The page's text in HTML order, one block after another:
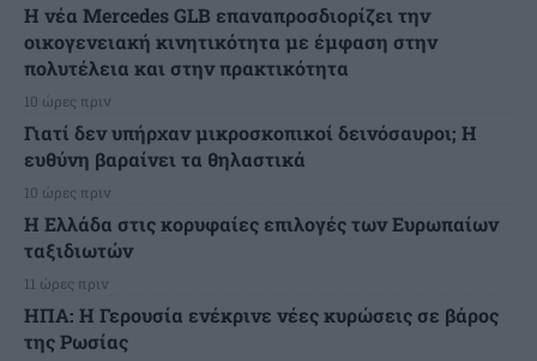
Η νέα Mercedes GLB επαναπροσδιορίζει την
οικογενειακή κινητικότητα με έμφαση στην
πολυτέλεια και στην πρακτικότητα
10 ώρες πριν
Γιατί δεν υπήρχαν μικροσκοπικοί δεινόσαυροι; Η
ευθύνη βαραίνει τα θηλαστικά
10 ώρες πριν
Η Ελλάδα στις κορυφαίες επιλογές των Ευρωπαίων
ταξιδιωτών
11 ώρες πριν
ΗΠΑ: Η Γερουσία ενέκρινε νέες κυρώσεις σε βάρος
της Ρωσίας